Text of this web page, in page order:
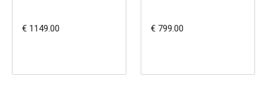
€ 1149.00 € 799.00